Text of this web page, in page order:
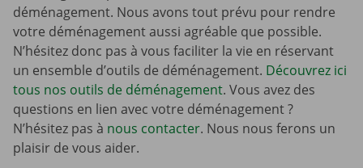
déménagement. Nous avons tout prévu pour rendre
votre déménagement aussi agréable que possible.
N’hésitez donc pas à vous faciliter la vie en réservant
un ensemble d’outils de déménagement. Découvrez ici
tous nos outils de déménagement. Vous avez des
questions en lien avec votre déménagement ?
N’hésitez pas à nous contacter. Nous nous ferons un
plaisir de vous aider.